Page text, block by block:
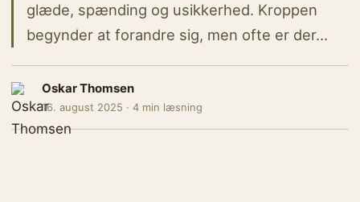
glæde, spænding og usikkerhed. Kroppen
begynder at forandre sig, men ofte er der…
Oskar Thomsen
16. august 2025 · 4 min læsning